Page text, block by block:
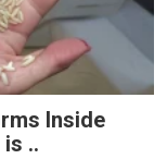
Inside
..